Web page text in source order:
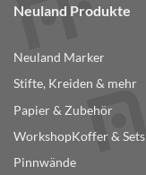
Neuland Produkte
Neuland Marker
Stifte, Kreiden & mehr
Papier & Zubehör
WorkshopKoffer & Sets
Pinnwände